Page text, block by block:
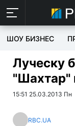
ШОУ БИЗНЕС
Луческу
"Шахтар"
15:51 25.03.2013 Пн
RBC.UA